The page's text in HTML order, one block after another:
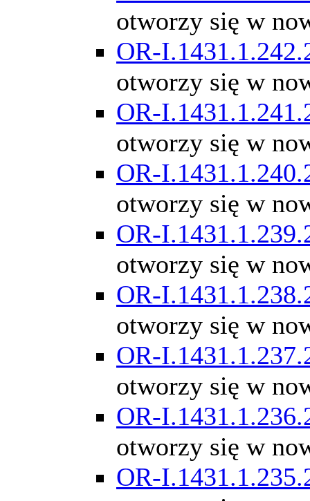
otworzy się w
OR-
otworzy się w
OR-
otworzy się w
OR-
otworzy się w
OR-
otworzy się w
OR-
otworzy się w
OR-
otworzy się w
OR-
otworzy się w
OR-